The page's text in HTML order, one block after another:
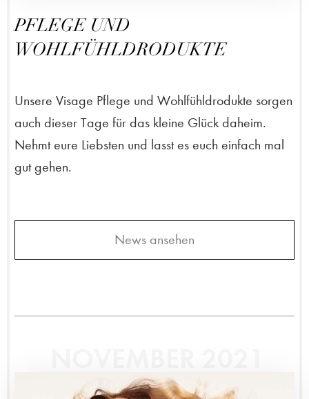
PFLEGE UND
WOHLFÜHLDRODUKTE
Unsere Visage Pflege und Wohlfühldrodukte sorgen
auch dieser Tage für das kleine Glück daheim.
Nehmt eure Liebsten und lasst es euch einfach mal
gut gehen.
News ansehen